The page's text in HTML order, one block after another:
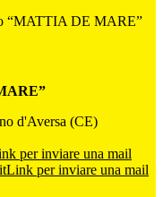
“MATTIA DE MARE”
d'Aversa (CE)
per inviare una mail
Link per inviare una mail